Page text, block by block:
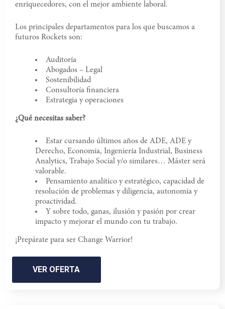
enriquecedores, con el mejor ambiente laboral.
Los principales departamentos para los que buscamos a
futuros Rockets son:
Auditoría
Abogados – Legal
Sostenibilidad
Consultoría financiera
Estrategia y operaciones
¿Qué necesitas saber?
Estar cursando últimos años de ADE, ADE y
Derecho, Economía, Ingeniería Industrial, Business
Analytics, Trabajo Social y/o similares… Máster será
valorable.
Pensamiento analítico y estratégico, capacidad de
resolución de problemas y diligencia, autonomía y
proactividad.
Y sobre todo, ganas, ilusión y pasión por crear
impacto y mejorar el mundo con tu trabajo.
¡Prepárate para ser Change Warrior!
VER OFERTA